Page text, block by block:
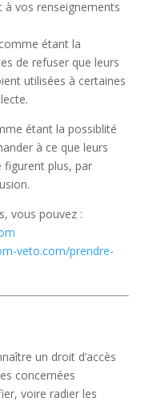
à vos renseignements
étant la
de refuser que leurs
utilisées à certaines
étant la possiblité
à ce que leurs
figurent plus, par
vous pouvez :
veto.com/prendre-
un droit d’accès
concernées
voire radier les